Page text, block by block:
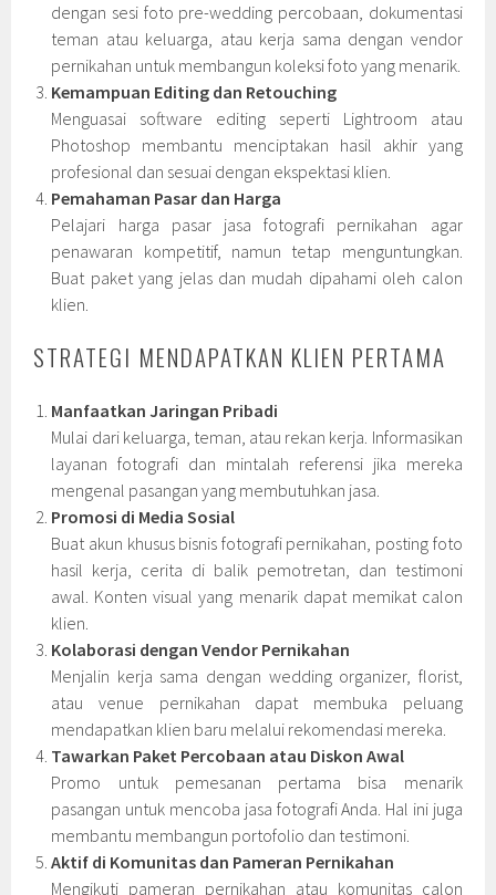
dengan sesi foto pre-wedding percobaan, dokumentasi
teman atau keluarga, atau kerja sama dengan vendor
pernikahan untuk membangun koleksi foto yang menarik.
Kemampuan Editing dan Retouching
Menguasai software editing seperti Lightroom atau
Photoshop membantu menciptakan hasil akhir yang
profesional dan sesuai dengan ekspektasi klien.
Pemahaman Pasar dan Harga
Pelajari harga pasar jasa fotografi pernikahan agar
penawaran kompetitif, namun tetap menguntungkan.
Buat paket yang jelas dan mudah dipahami oleh calon
klien.
STRATEGI MENDAPATKAN KLIEN PERTAMA
Manfaatkan Jaringan Pribadi
Mulai dari keluarga, teman, atau rekan kerja. Informasikan
layanan fotografi dan mintalah referensi jika mereka
mengenal pasangan yang membutuhkan jasa.
Promosi di Media Sosial
Buat akun khusus bisnis fotografi pernikahan, posting foto
hasil kerja, cerita di balik pemotretan, dan testimoni
awal. Konten visual yang menarik dapat memikat calon
klien.
Kolaborasi dengan Vendor Pernikahan
Menjalin kerja sama dengan wedding organizer, florist,
atau venue pernikahan dapat membuka peluang
mendapatkan klien baru melalui rekomendasi mereka.
Tawarkan Paket Percobaan atau Diskon Awal
Promo untuk pemesanan pertama bisa menarik
pasangan untuk mencoba jasa fotografi Anda. Hal ini juga
membantu membangun portofolio dan testimoni.
Aktif di Komunitas dan Pameran Pernikahan
Mengikuti pameran pernikahan atau komunitas calon